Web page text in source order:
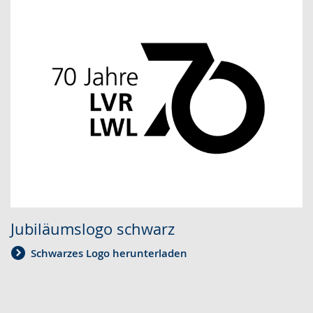
Jubiläumslogo schwarz
Schwarzes Logo herunterladen